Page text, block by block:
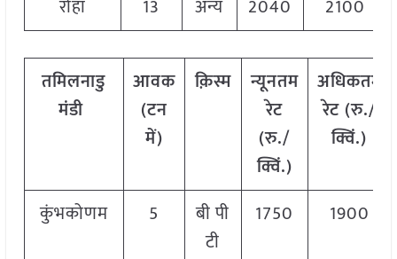
रोहा 13 अन्य 2040 2100
तमिलनाडु
मंडी
आवक
(टन
में)
क़िस्म
न्यूनतम
रेट
(रु./
क्विं.)
अधिकतम
रेट (रु./
क्विं.)
कुंभकोणम 5
बी पी
टी
1750 1900